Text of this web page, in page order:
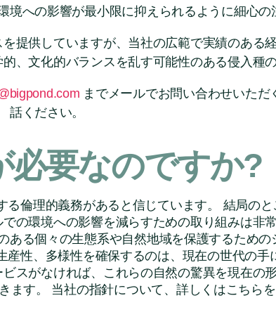
境への影響が最小限に抑えられるように細心
提供していますが、当社の広範で実績のある
、文化的バランスを乱す可能性のある侵入種
までメールでお問い合わせいた
話ください。
必要なのですか?
倫理的義務があると信じています。 結局の
の環境への影響を減らすための取り組みは非
ある個々の生態系や自然地域を保護するため
性、多様性を確保するのは、現在の世代の手
スがなければ、これらの自然の驚異を現在の
ます。 当社の指針について、詳しくはこちら